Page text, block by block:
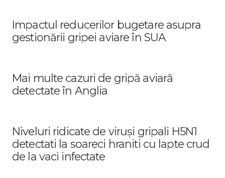
Impactul reducerilor bugetare asupra
gestionării gripei aviare în SUA
Mai multe cazuri de gripă aviară
detectate în Anglia
Niveluri ridicate de viruși gripali H5N1
detectati la soareci hraniti cu lapte crud
de la vaci infectate